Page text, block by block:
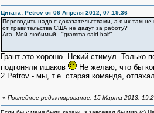
Цитата: Petrov от 06 Апреля 2012, 07:19:36
Переводить надо с доказательствами, а я их там
от правительства США не дадут за работу?
Ага. Мой любимый - "gramma said half"
Грант это хорошо. Некий стимул. Только
подгоняли ишаков
Не желаю, что бы
2 Petrov - мы, т.е. старая команда,
« Последнее редактирование: 15 Марта 2013,